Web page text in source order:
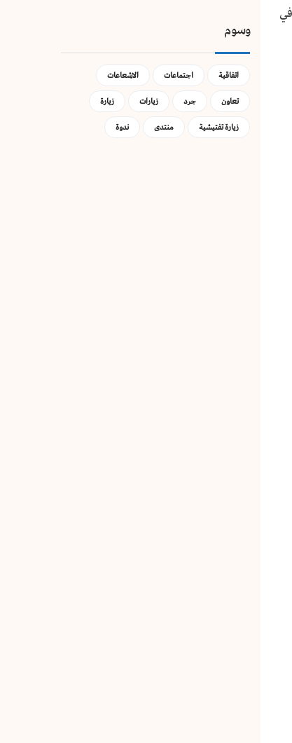
وسوم
اتفاقية اجتماعات
الاشعاعات
تعاون
جرد زيارات
زيارة
زيارة تفتيشية
منتدى ندوة